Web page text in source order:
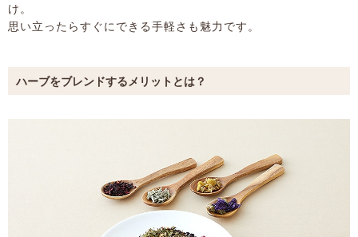
け。
思い立ったらすぐにできる手軽さも魅力です。
ハーブをブレンドするメリットとは？